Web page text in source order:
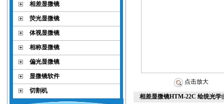
相差显微镜
荧光显微镜
体视显微镜
相称显微镜
偏光显微镜
显微镜软件
切割机
点击放大
相差显微镜HTM-22C 绘统光学